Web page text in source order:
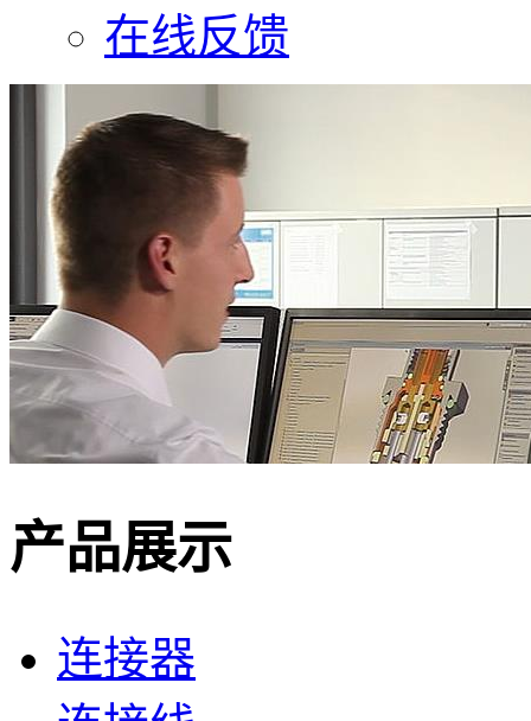
在线反馈
产品展示
连接器